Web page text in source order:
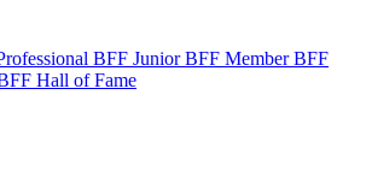
BFF JuniorBFF MemberBFF
Hall of Fame